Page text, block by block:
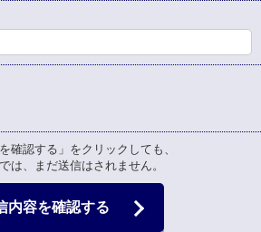
確認する」をクリックしても、
は、まだ送信はされません。
内容を確認する